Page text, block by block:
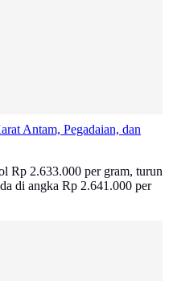
Antam, Pegadaian, dan
Rp 2.633.000 per gram, turun
di angka Rp 2.641.000 per